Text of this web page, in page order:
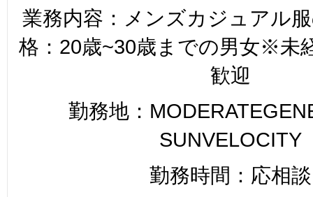
業務内容：メンズカジュアル
格：20歳~30歳までの男女※未
歓迎
勤務地：
SUNVELOCITY
勤務時間：応相談